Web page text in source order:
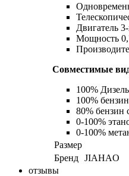
Двигатель
Мощность
Совместимые
100% Дизель
100% бензин
80% бензин
0-100%
0-100%
Размер
Бренд JIAHAO
отзывы